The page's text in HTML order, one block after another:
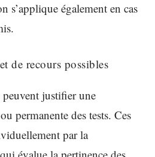
s’applique également en cas
de recours possibles
justifier une
permanente des tests. Ces
par la
évalue la pertinence des